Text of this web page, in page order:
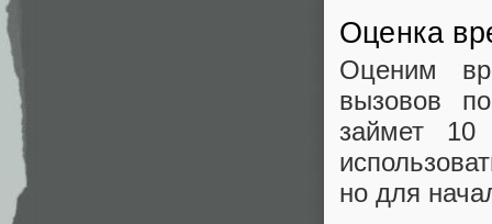
Оценка
Оценим
вызовов
займет
но для